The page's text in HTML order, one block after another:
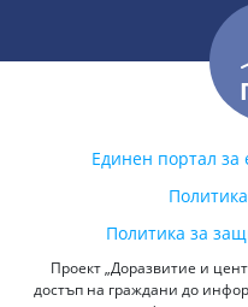
Единен портал за
Политика за
Проект „Доразвитие и
достъп на граждани до